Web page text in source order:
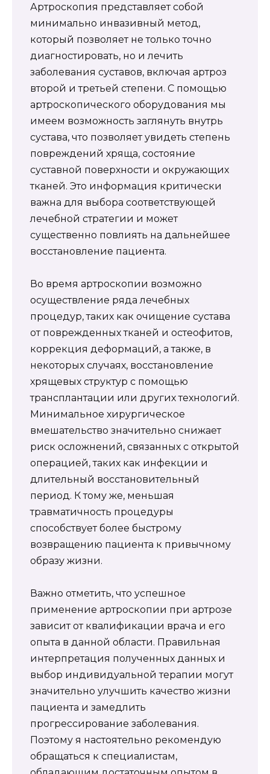
Артроскопия представляет собой
минимально инвазивный метод,
который позволяет не только точно
диагностировать, но и лечить
заболевания суставов, включая артроз
второй и третьей степени. С помощью
артроскопического оборудования мы
имеем возможность заглянуть внутрь
сустава, что позволяет увидеть степень
повреждений хряща, состояние
суставной поверхности и окружающих
тканей. Это информация критически
важна для выбора соответствующей
лечебной стратегии и может
существенно повлиять на дальнейшее
восстановление пациента.
Во время артроскопии возможно
осуществление ряда лечебных
процедур, таких как очищение сустава
от поврежденных тканей и остеофитов,
коррекция деформаций, а также, в
некоторых случаях, восстановление
хрящевых структур с помощью
трансплантации или других технологий.
Минимальное хирургическое
вмешательство значительно снижает
риск осложнений, связанных с открытой
операцией, таких как инфекции и
длительный восстановительный
период. К тому же, меньшая
травматичность процедуры
способствует более быстрому
возвращению пациента к привычному
образу жизни.
Важно отметить, что успешное
применение артроскопии при артрозе
зависит от квалификации врача и его
опыта в данной области. Правильная
интерпретация полученных данных и
выбор индивидуальной терапии могут
значительно улучшить качество жизни
пациента и замедлить
прогрессирование заболевания.
Поэтому я настоятельно рекомендую
обращаться к специалистам,